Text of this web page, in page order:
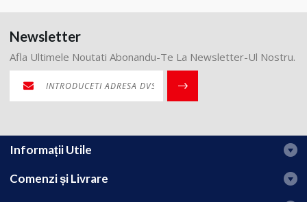
Newsletter
Afla Ultimele Noutati Abonandu-Te La Newsletter-Ul Nostru.
Informații Utile
Comenzi și Livrare